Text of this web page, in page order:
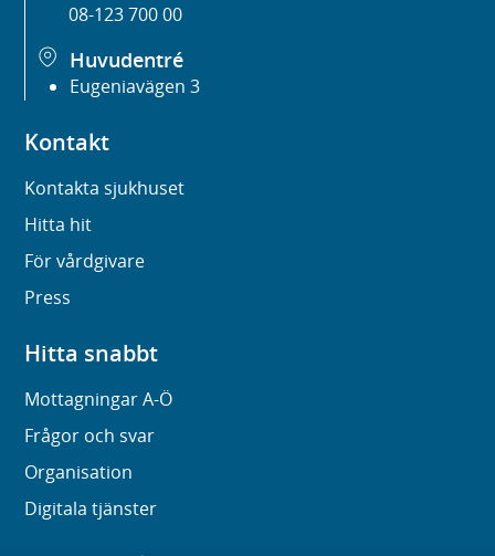
08-123 700 00
Huvudentré
Eugeniavägen 3
Kontakt
Kontakta sjukhuset
Hitta hit
För vårdgivare
Press
Hitta snabbt
Mottagningar A-Ö
Frågor och svar
Organisation
Digitala tjänster